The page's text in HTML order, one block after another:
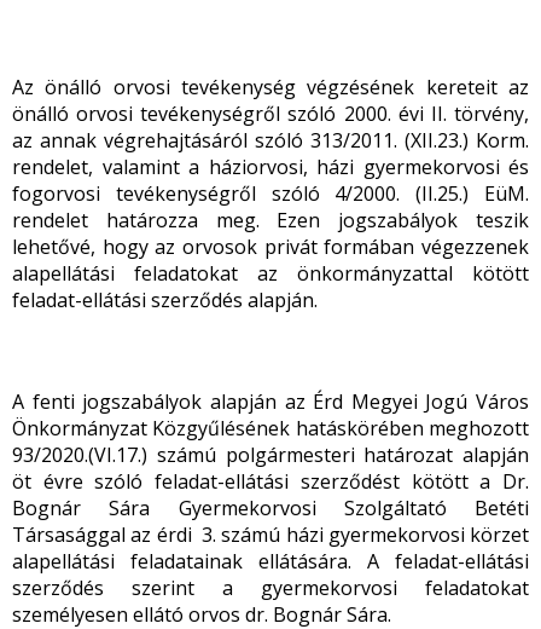
Az önálló orvosi tevékenység végzésének kereteit az
önálló orvosi tevékenységről szóló 2000. évi II. törvény,
az annak végrehajtásáról szóló 313/2011. (XII.23.) Korm.
rendelet, valamint a háziorvosi, házi gyermekorvosi és
fogorvosi tevékenységről szóló 4/2000. (II.25.) EüM.
rendelet határozza meg. Ezen jogszabályok teszik
lehetővé, hogy az orvosok privát formában végezzenek
alapellátási feladatokat az önkormányzattal kötött
feladat-ellátási szerződés alapján.
A fenti jogszabályok alapján az Érd Megyei Jogú Város
Önkormányzat Közgyűlésének hatáskörében meghozott
93/2020.(VI.17.) számú polgármesteri határozat alapján
öt évre szóló feladat-ellátási szerződést kötött a Dr.
Bognár Sára Gyermekorvosi Szolgáltató Betéti
Társasággal az érdi 3. számú házi gyermekorvosi körzet
alapellátási feladatainak ellátására. A feladat-ellátási
szerződés szerint a gyermekorvosi feladatokat
személyesen ellátó orvos dr. Bognár Sára.